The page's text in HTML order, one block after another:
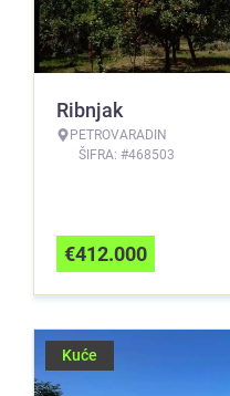
Ribnjak
PETROVARADIN
ŠIFRA: #468503
€412.000
Kuće